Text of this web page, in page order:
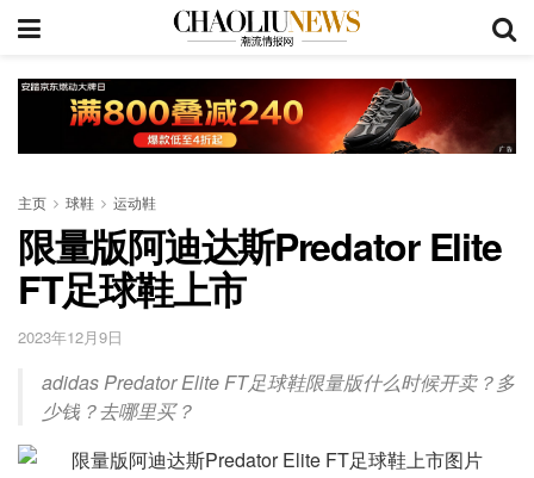
主页 球鞋 运动鞋
限量版阿迪达斯Predator Elite
FT足球鞋上市
2023年12月9日
adidas Predator Elite FT足球鞋限量版什么时候开卖？多
少钱？去哪里买？